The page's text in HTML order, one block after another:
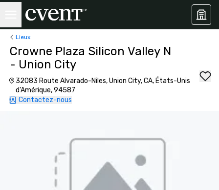
Lieux
Crowne Plaza Silicon Valley N
- Union City
32083 Route Alvarado-Niles, Union City, CA, États-Unis
d'Amérique, 94587
Contactez-nous